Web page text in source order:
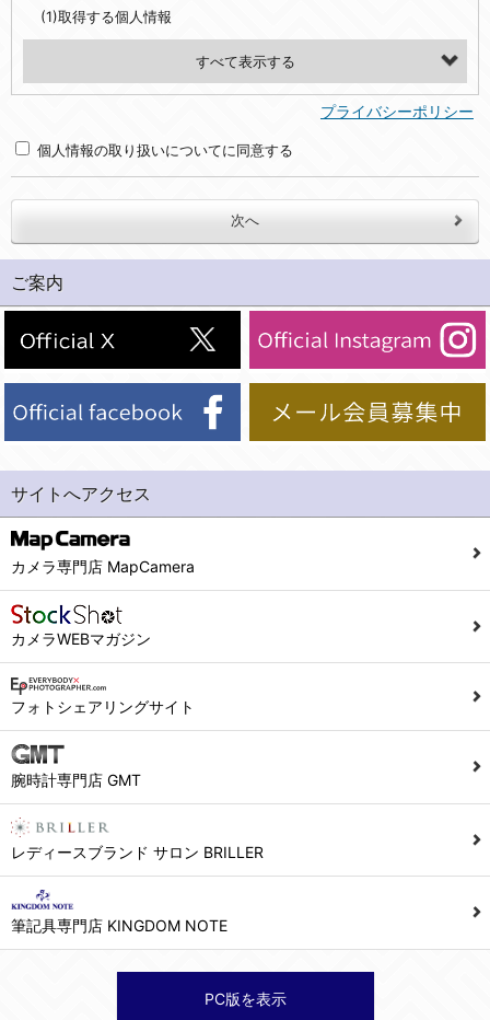
(1)取得する個人情報
(2)利用目的
・お問合せへの対応のため
(2)法令等により開示を求められた場合。
(5)業務を円滑に進めるために、外部業者に個人データの一部又は全部の処理を委託する場合（ただし、委託する場合は委託した個人データの安全管理が図られるように、委託先に対する必要かつ適切な監督を行ないます）。
当社への個人情報の提供はお客様の任意ですが、必要な個人情報をご提供いただけない場合、当社のサービス等が利用できない場合がありますのでご了承下さい。
５．ご本人が容易に知覚できない方法による個人情報の取得
６．個人情報に関するお問合せ対応
(1)当社は、当社の保有する個人データに関し、ご本人から利用目的の通知，開示，内容の訂正，追加又は削除，利用の停止，消去及び第三者への提供の停止の請求などがあれば、ご本人の確認をさせていただいた上で、速やかに対応します。また当社の個人情報の取り扱いに関するご質問、ご相談にも対応いたします。尚、シュッピン会員のお客様は、当社が保有する個人データの削除を要求する権利があります。
(2)当社の個人情報に関するお問合せは、以下の窓口で承ります。お問合せの内容により必要な書類提出や質問へのご回答をお願いすることがあります。
シュッピン株式会社 個人情報相談窓口
Mail：privacy@syuppin.com (受付)
プライバシーポリシー
個人情報の取り扱いについてに同意する
ご案内
サイトへアクセス
カメラ専門店 MapCamera
カメラWEBマガジン
フォトシェアリングサイト
腕時計専門店 GMT
レディースブランド サロン BRILLER
筆記具専門店 KINGDOM NOTE
PC版を表示